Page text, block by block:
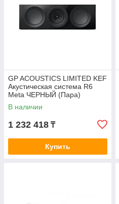
GP ACOUSTICS LIMITED KEF
Акустическая система R6
Meta ЧЕРНЫЙ (Пара)
В наличии
1 232 418 ₸
Купить